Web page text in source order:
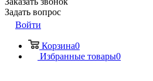
Задать вопрос
Войти
Корзина0
Избранные товары0